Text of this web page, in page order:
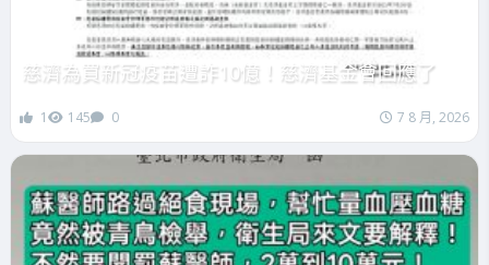
慈濟為買新冠疫苗遭詐10億！慈濟基金會回應了
1 145 0 7 8 月, 2026